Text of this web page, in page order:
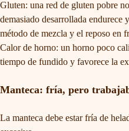
Gluten: una red de gluten pobre
demasiado desarrollada
método de mezcla y el reposo en
Calor de horno: un horno poco
tiempo de fundido y favorece la
Manteca: fría, pero
La manteca debe estar fría de